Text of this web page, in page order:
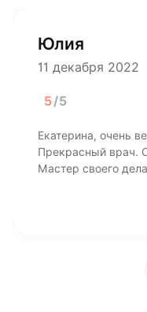
Юлия
11 декабря 2022
5/5
Екатерина, очень
Прекрасный врач.
Мастер своего